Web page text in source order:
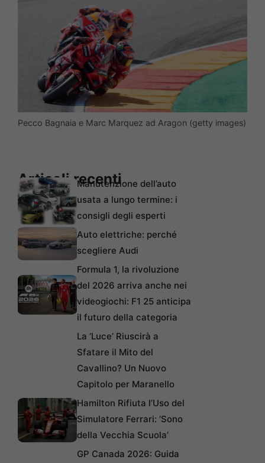
Pecco Bagnaia e Marc Marquez ad Aragon (getty images)
Articoli recentiManutenzione dell’auto
usata a lungo termine: i
consigli degli esperti
Auto elettriche: perché
scegliere Audi
Formula 1, la rivoluzione
del 2026 arriva anche nei
videogiochi: F1 25 anticipa
il futuro della categoria
La ‘Luce’ Riuscirà a
Sfatare il Mito del
Cavallino? Un Nuovo
Capitolo per Maranello
Hamilton Rifiuta l’Uso del
Simulatore Ferrari: ‘Sono
della Vecchia Scuola’
GP Canada 2026: Guida